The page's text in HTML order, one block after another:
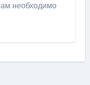
необходимо